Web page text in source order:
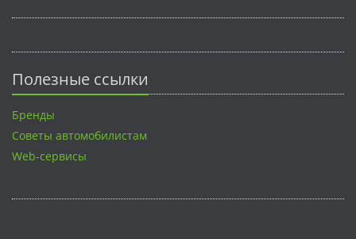
Полезные ссылки
Бренды
Советы автомобилистам
Web-сервисы